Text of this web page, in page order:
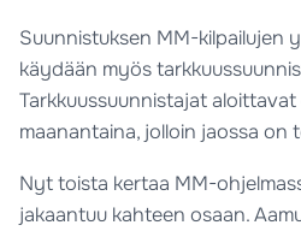
Suunnistuksen MM-kilpailujen
käydään myös
Tarkkuussuunnistajat
maanantaina, jolloin jaossa on
Nyt toista kertaa MM-
jakaantuu kahteen osaan.